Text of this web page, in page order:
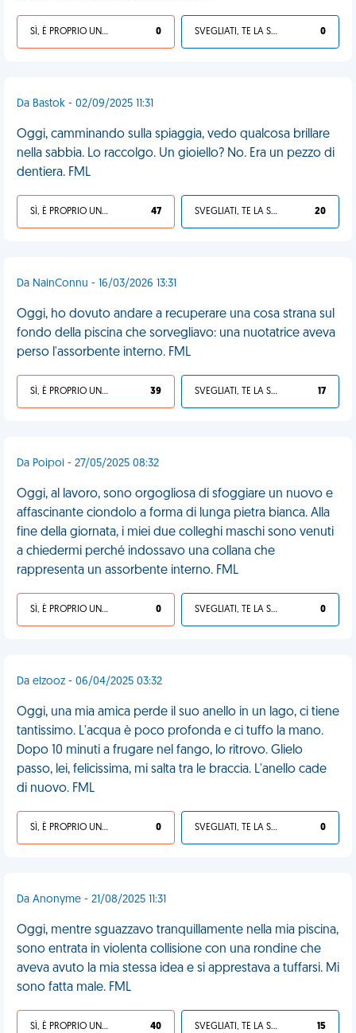
SÌ, È PROPRIO UNA VDM! 0 SVEGLIATI, TE LA SEI CERCATA! 0
Da Bastok - 02/09/2025 11:31
Oggi, camminando sulla spiaggia, vedo qualcosa brillare
nella sabbia. Lo raccolgo. Un gioiello? No. Era un pezzo di
dentiera. FML
SÌ, È PROPRIO UNA VDM! 47 SVEGLIATI, TE LA SEI CERCATA! 20
Da NainConnu - 16/03/2026 13:31
Oggi, ho dovuto andare a recuperare una cosa strana sul
fondo della piscina che sorvegliavo: una nuotatrice aveva
perso l'assorbente interno. FML
SÌ, È PROPRIO UNA VDM! 39 SVEGLIATI, TE LA SEI CERCATA! 17
Da Poipoi - 27/05/2025 08:32
Oggi, al lavoro, sono orgogliosa di sfoggiare un nuovo e
affascinante ciondolo a forma di lunga pietra bianca. Alla
fine della giornata, i miei due colleghi maschi sono venuti
a chiedermi perché indossavo una collana che
rappresenta un assorbente interno. FML
SÌ, È PROPRIO UNA VDM! 0 SVEGLIATI, TE LA SEI CERCATA! 0
Da elzooz - 06/04/2025 03:32
Oggi, una mia amica perde il suo anello in un lago, ci tiene
tantissimo. L'acqua è poco profonda e ci tuffo la mano.
Dopo 10 minuti a frugare nel fango, lo ritrovo. Glielo
passo, lei, felicissima, mi salta tra le braccia. L'anello cade
di nuovo. FML
SÌ, È PROPRIO UNA VDM! 0 SVEGLIATI, TE LA SEI CERCATA! 0
Da Anonyme - 21/08/2025 11:31
Oggi, mentre sguazzavo tranquillamente nella mia piscina,
sono entrata in violenta collisione con una rondine che
aveva avuto la mia stessa idea e si apprestava a tuffarsi. Mi
sono fatta male. FML
SÌ, È PROPRIO UNA VDM! 40 SVEGLIATI, TE LA SEI CERCATA! 15